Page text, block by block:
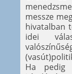
messze
hivatalban
idei
Ha pedig